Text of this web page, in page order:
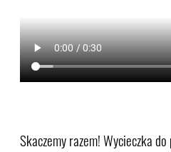
Skaczemy razem! Wycieczka